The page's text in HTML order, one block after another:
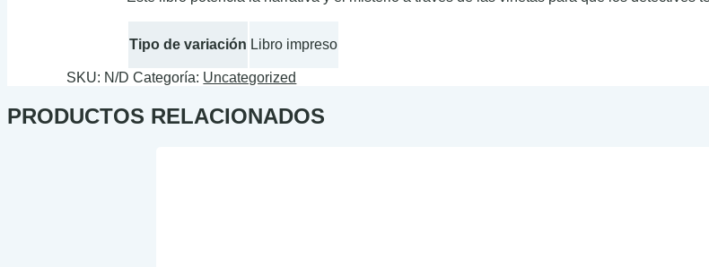
Tipo de variación Libro impreso
SKU: N/D Categoría: Uncategorized
PRODUCTOS RELACIONADOS